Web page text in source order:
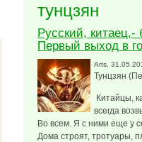
тунцзян
Русский, китаец,-
Первый выход в
Arts ,
Тунцзян
Китайцы,
всегда
Во всем. Я с ними еще у
Дома строят, тротуары,